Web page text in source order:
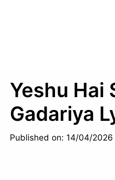
Yeshu Hai
Gadariya
Published on: 14/04/2026